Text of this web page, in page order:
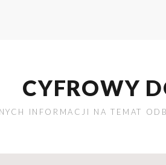
CYFROWY
INFORMACJI NA TEMAT